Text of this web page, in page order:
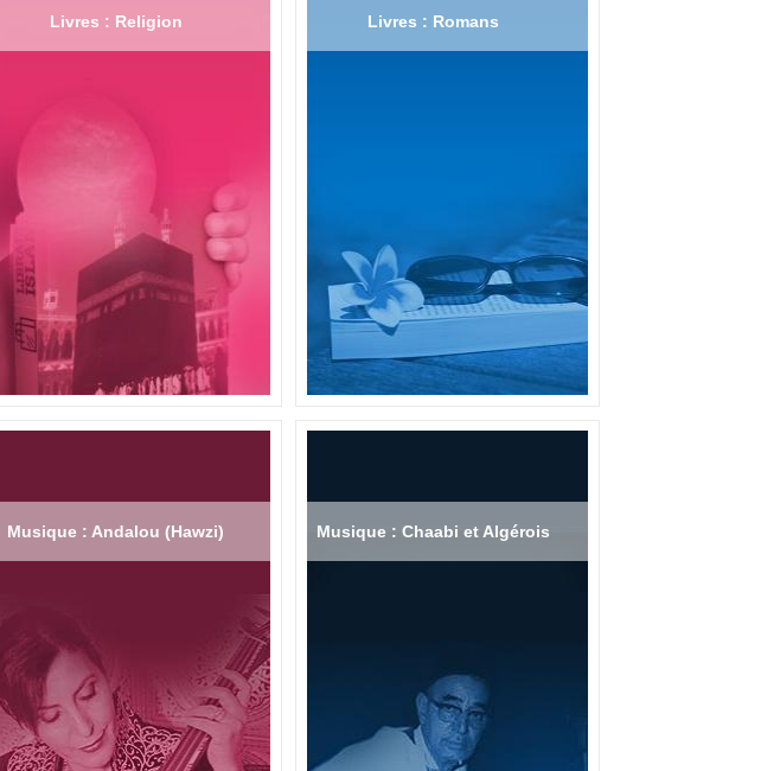
Livres : Religion Livres : Romans
Musique : Andalou (Hawzi) Musique : Chaabi et Algérois